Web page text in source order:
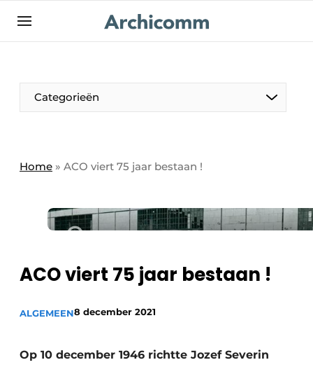
NL be-FR
Categorieën
Home » ACO viert 75 jaar bestaan !
ACO viert 75 jaar bestaan !
ALGEMEEN8 december 2021
Op 10 december 1946 richtte Jozef Severin